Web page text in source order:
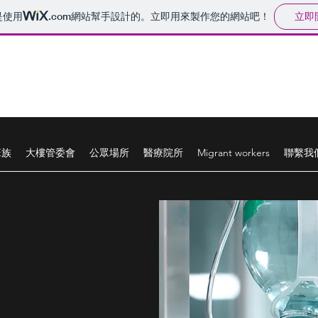
用 .com網站幫手設計的。立即用來製作您的網站吧！ 立即
大樓管委會 公眾場所 醫療院所 Migrant workers 聯繫我